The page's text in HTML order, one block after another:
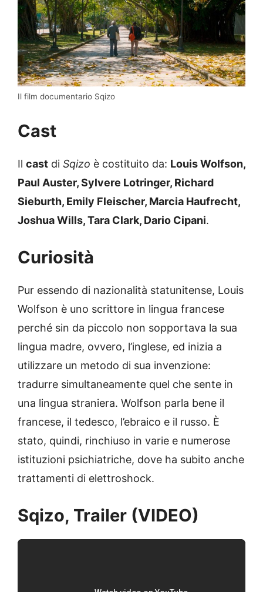
Il film documentario Sqizo
Cast
Il cast di Sqizo è costituito da: Louis Wolfson,
Paul Auster, Sylvere Lotringer, Richard
Sieburth, Emily Fleischer, Marcia Haufrecht,
Joshua Wills, Tara Clark, Dario Cipani.
Curiosità
Pur essendo di nazionalità statunitense, Louis
Wolfson è uno scrittore in lingua francese
perché sin da piccolo non sopportava la sua
lingua madre, ovvero, l’inglese, ed inizia a
utilizzare un metodo di sua invenzione:
tradurre simultaneamente quel che sente in
una lingua straniera. Wolfson parla bene il
francese, il tedesco, l’ebraico e il russo. È
stato, quindi, rinchiuso in varie e numerose
istituzioni psichiatriche, dove ha subito anche
trattamenti di elettroshock.
Sqizo, Trailer (VIDEO)